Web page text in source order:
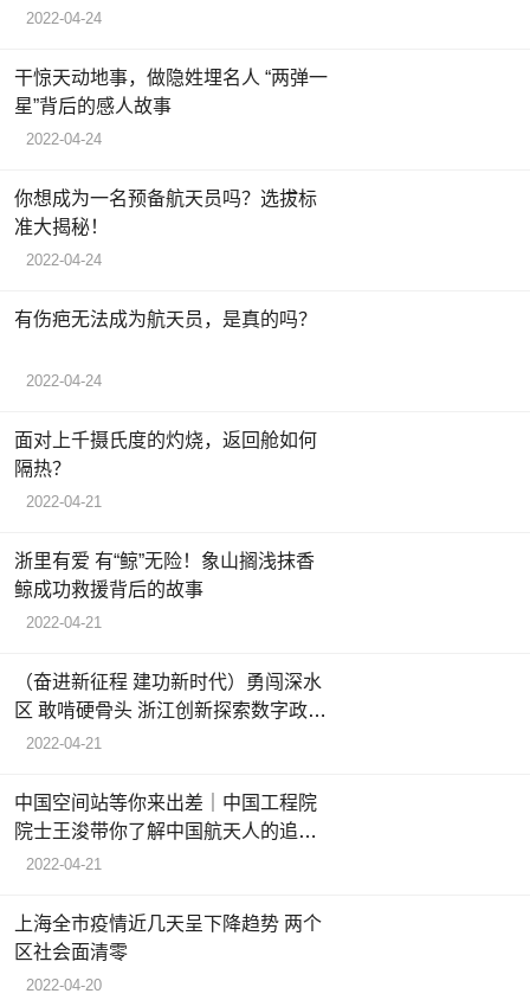
2022-04-24
干惊天动地事，做隐姓埋名人 “两弹一
星”背后的感人故事
2022-04-24
你想成为一名预备航天员吗？选拔标
准大揭秘！
2022-04-24
有伤疤无法成为航天员，是真的吗？
2022-04-24
面对上千摄氏度的灼烧，返回舱如何
隔热？
2022-04-21
浙里有爱 有“鲸”无险！象山搁浅抹香
鲸成功救援背后的故事
2022-04-21
（奋进新征程 建功新时代）勇闯深水
区 敢啃硬骨头 浙江创新探索数字政府
建设
2022-04-21
中国空间站等你来出差｜中国工程院
院士王浚带你了解中国航天人的追梦
故事
2022-04-21
上海全市疫情近几天呈下降趋势 两个
区社会面清零
2022-04-20